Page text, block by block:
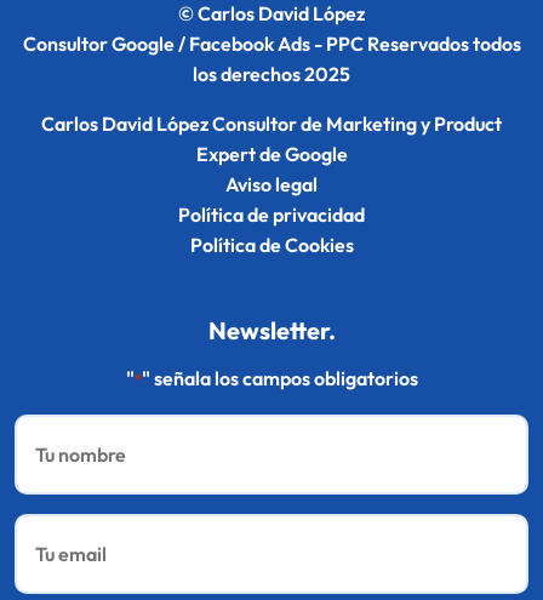
© Carlos David López
Consultor Google / Facebook Ads - PPC Reservados todos
los derechos 2025
Carlos David López Consultor de Marketing y Product
Expert de Google
Aviso legal
Política de privacidad
Política de Cookies
Newsletter.
"*" señala los campos obligatorios